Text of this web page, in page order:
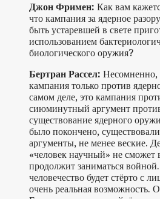
Джон Фримен: Как вам
что кампания за ядерное
быть устаревшей в свете
использованием
биологического оружия?
Бертран Рассел: Несомненно,
кампания только против
самом деле, это кампания
сиюминутный аргумент
существование ядерного
было покончено,
аргументы, не менее веские.
«человек научный» не сможет
продолжит заниматься
человечество будет стёрто с
очень реальная возможность.